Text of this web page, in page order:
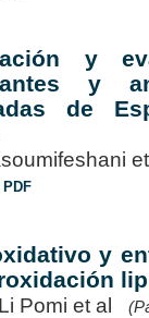
y
y
de
PDF
y
Pomi et al